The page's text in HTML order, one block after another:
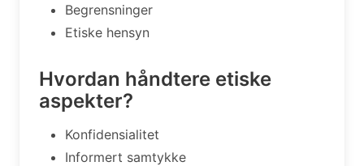
Begrensninger
Etiske hensyn
Hvordan håndtere etiske
aspekter?
Konfidensialitet
Informert samtykke